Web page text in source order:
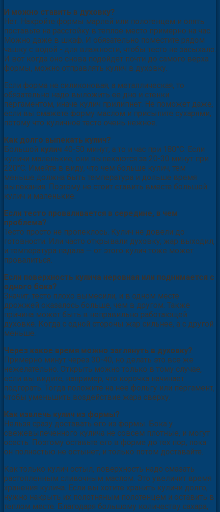
И можно ставить в духовку?
Нет. Накройте формы марлей или полотенцем и опять
поставьте на расстойку в теплое место примерно на час.
Можно даже в шкаф. И обязательно поместите рядом
чашку с водой - для влажности, чтобы тесто не засыхало.
И вот когда оно снова подойдет почти до самого верха
формы, можно отправлять кулич в духовку.
Если форма не силиконовая, а металлическая, то
обязательно надо выложить ее дно и стенки
пергаментом, иначе кулич прилипнет. Не поможет даже,
если вы смажете форму маслом и присыпите сухарями,
потому что куличное тесто очень нежное.
Как долго выпекать кулич?
Большой кулич 40-50 минут, а то и час при 180°С. Если
куличи маленькие, они выпекаются за 20-30 минут при
220°С. Имейте в виду, что чем больше кулич, тем
меньше должна быть температура и дольше время
выпекания. Поэтому не стоит ставить вместе большой
кулич и маленькие.
Если тесто проваливается в середине, в чем
проблема?
Тесто просто не пропеклось. Кулич не довели до
готовности. Или часто открывали духовку; жар выходил,
и температура падала — от этого кулич тоже может
провалиться.
Если поверхность кулича неровная или поднимается с
одного бока?
Значит, тесто плохо вымесили, и в одном месте
дрожжей оказалось больше, чем в другом. Также
причина может быть в неправильно работающей
духовке. Когда с одной стороны жар сильнее, а с другой
меньше.
Через какое время можно заглянуть в духовку?
Примерно минут через 30-40, но делать это все же
нежелательно. Открыть можно только в тому случае,
если вы видите, например, что корочка начинает
подгорать. Тогда положите на нее фольгу или пергамент,
чтобы уменьшить воздействие жара сверху.
Как извлечь кулич из формы?
Нельзя сразу доставать его из формы. Бока у
свежевыпеченного кулича не совсем плотные, и могут
осесть. Поэтому оставьте его в форме до тех пор, пока
он полностью не остынет, и только потом доставайте.
Как только кулич остыл, поверхность надо смазать
растопленным сливочным маслом. Это увеличит время
хранения кулича. Если вы хотите хранить куличи долго,
нужно накрыть их полотняным полотенцем и оставить в
теплом месте. Благодаря большому количеству сахара,